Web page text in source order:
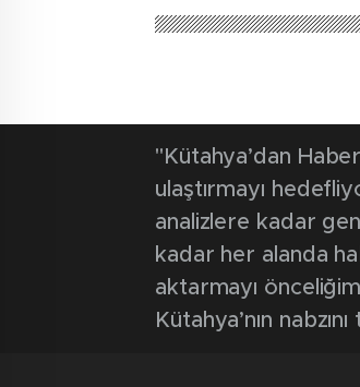
"Kütahya’dan
ulaştırmayı
analizlere kadar
kadar her alanda
aktarmayı
Kütahya’nın